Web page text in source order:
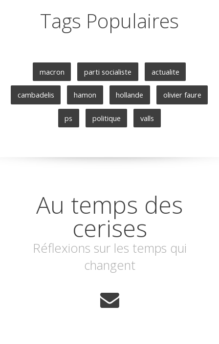
Tags Populaires
macron parti socialiste actualite
cambadelis hamon hollande olivier faure
ps politique valls
Au temps des
cerises
Réflexions sur les temps qui
changent